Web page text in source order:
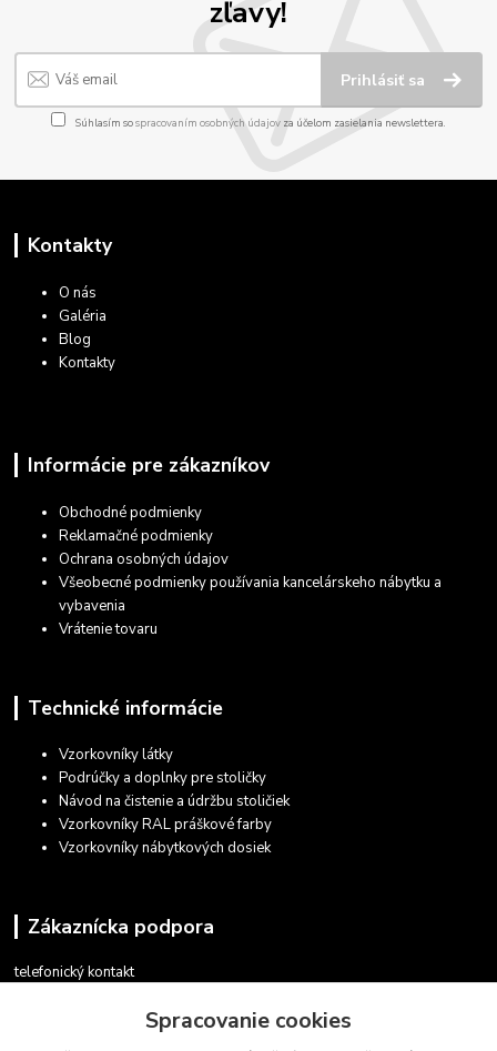
zľavy!
Prihlásiť sa
Súhlasím sospracovaním osobných údajov za účelom zasielania newslettera.
Kontakty
O nás
Galéria
Blog
Kontakty
Informácie pre zákazníkov
Obchodné podmienky
Reklamačné podmienky
Ochrana osobných údajov
Všeobecné podmienky používania kancelárskeho nábytku a
vybavenia
Vrátenie tovaru
Technické informácie
Vzorkovníky látky
Podrúčky a doplnky pre stoličky
Návod na čistenie a údržbu stoličiek
Vzorkovníky RAL práškové farby
Vzorkovníky nábytkových dosiek
Zákaznícka podpora
telefonický kontakt
v pracovných dňoch 08.30 - 16.00Spracovanie cookies